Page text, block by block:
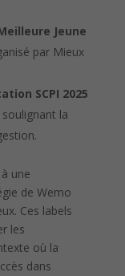
Jeune
par Mieux
SCPI 2025
la
une
de Wemo
Ces labels
les
où la
dans